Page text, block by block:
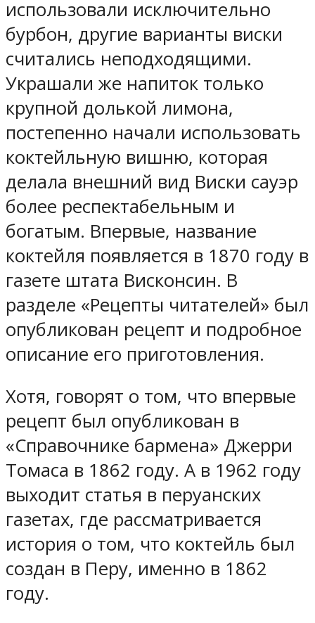
использовали исключительно
бурбон, другие варианты виски
считались неподходящими.
Украшали же напиток только
крупной долькой лимона,
постепенно начали использовать
коктейльную вишню, которая
делала внешний вид Виски сауэр
более респектабельным и
богатым. Впервые, название
коктейля появляется в 1870 году в
газете штата Висконсин. В
разделе «Рецепты читателей» был
опубликован рецепт и подробное
описание его приготовления.
Хотя, говорят о том, что впервые
рецепт был опубликован в
«Справочнике бармена» Джерри
Томаса в 1862 году. А в 1962 году
выходит статья в перуанских
газетах, где рассматривается
история о том, что коктейль был
создан в Перу, именно в 1862
году.